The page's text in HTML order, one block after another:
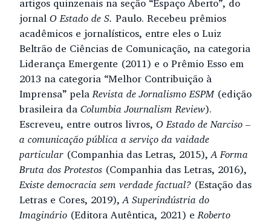
artigos quinzenais na seção “Espaço Aberto”, do
jornal O Estado de S. Paulo. Recebeu prêmios
acadêmicos e jornalísticos, entre eles o Luiz
Beltrão de Ciências de Comunicação, na categoria
Liderança Emergente (2011) e o Prêmio Esso em
2013 na categoria “Melhor Contribuição à
Imprensa” pelaRevista de Jornalismo ESPM (edição
brasileira da Columbia Journalism Review).
Escreveu, entre outros livros, O Estado de Narciso –
a comunicação pública a serviço da vaidade
particular (Companhia das Letras, 2015),A Forma
Bruta dos Protestos (Companhia das Letras, 2016),
Existe democracia sem verdade factual? (Estação das
Letras e Cores, 2019),A Superindústria do
Imaginário (Editora Autêntica, 2021) eRoberto